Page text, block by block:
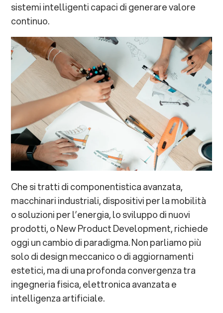
sistemi intelligenti capaci di generare valore
continuo.
Che si tratti di componentistica avanzata,
macchinari industriali, dispositivi per la mobilità
o soluzioni per l’energia, lo sviluppo di nuovi
prodotti, o New Product Development, richiede
oggi un cambio di paradigma. Non parliamo più
solo di design meccanico o di aggiornamenti
estetici, ma di una profonda convergenza tra
ingegneria fisica, elettronica avanzata e
intelligenza artificiale.